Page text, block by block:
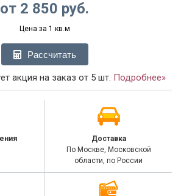
от 2 850 руб.
Цена за 1 кв.м
Рассчитать
акция на заказ от 5 шт. Подробнее»
Доставка
По Москве, Московской
области, по России